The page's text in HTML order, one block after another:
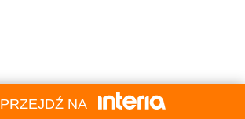
PRZEJDŹ NA